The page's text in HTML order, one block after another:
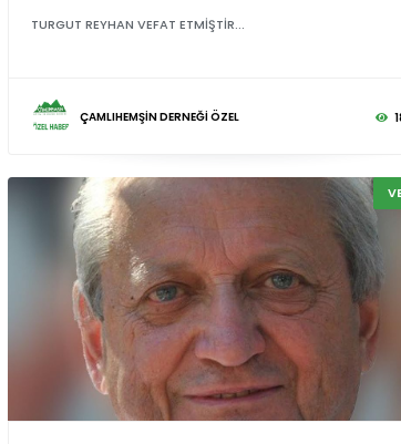
TURGUT REYHAN VEFAT ETMİŞTİR...
ÇAMLIHEMŞİN DERNEĞİ ÖZEL